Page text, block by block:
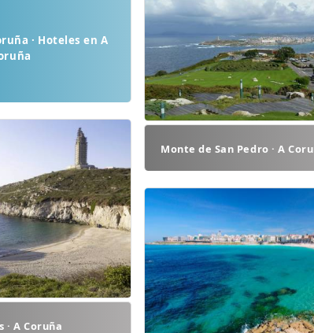
· Hoteles en A
Monte de San Pedro · A
· A Coruña